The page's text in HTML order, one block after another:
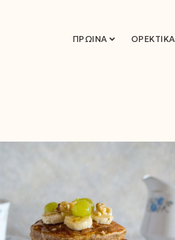
ΠΡΩΙΝΆ ΟΡΕΚΤΙΚΆ